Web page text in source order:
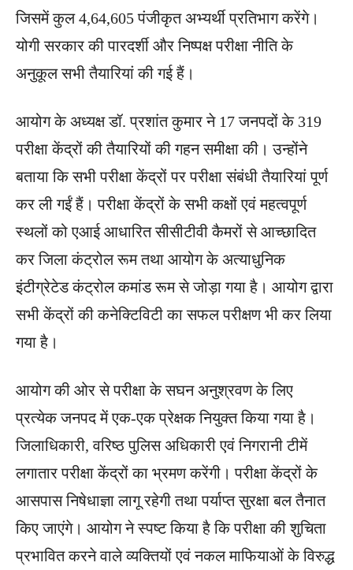
जिसमें कुल 4,64,605 पंजीकृत अभ्यर्थी प्रतिभाग करेंगे।
योगी सरकार की पारदर्शी और निष्पक्ष परीक्षा नीति के
अनुकूल सभी तैयारियां की गई हैं।
आयोग के अध्यक्ष डॉ. प्रशांत कुमार ने 17 जनपदों के 319
परीक्षा केंद्रों की तैयारियों की गहन समीक्षा की। उन्होंने
बताया कि सभी परीक्षा केंद्रों पर परीक्षा संबंधी तैयारियां पूर्ण
कर ली गईं हैं। परीक्षा केंद्रों के सभी कक्षों एवं महत्वपूर्ण
स्थलों को एआई आधारित सीसीटीवी कैमरों से आच्छादित
कर जिला कंट्रोल रूम तथा आयोग के अत्याधुनिक
इंटीग्रेटेड कंट्रोल कमांड रूम से जोड़ा गया है। आयोग द्वारा
सभी केंद्रों की कनेक्टिविटी का सफल परीक्षण भी कर लिया
गया है।
आयोग की ओर से परीक्षा के सघन अनुश्रवण के लिए
प्रत्येक जनपद में एक-एक प्रेक्षक नियुक्त किया गया है।
जिलाधिकारी, वरिष्ठ पुलिस अधिकारी एवं निगरानी टीमें
लगातार परीक्षा केंद्रों का भ्रमण करेंगी। परीक्षा केंद्रों के
आसपास निषेधाज्ञा लागू रहेगी तथा पर्याप्त सुरक्षा बल तैनात
किए जाएंगे। आयोग ने स्पष्ट किया है कि परीक्षा की शुचिता
प्रभावित करने वाले व्यक्तियों एवं नकल माफियाओं के विरुद्ध